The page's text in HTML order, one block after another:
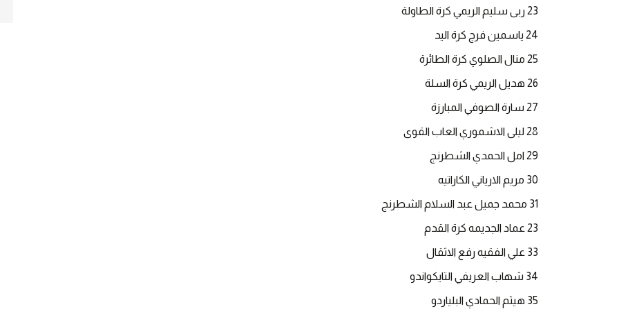
23 ربى سليم الريمي كرة الطاولة
24 ياسمين فرج كرة اليد
25 منال الصلوي كرة الطائرة
26 هديل الريمي كرة السلة
27 سارة الصوفي المبارزة
28 ليلى الاشموري العاب القوى
29 امل الحمدي الشطرنج
30 مريم الارياني الكاراتيه
31 محمد جميل عبد السلام الشطرنج
23 عماد الجديمه كرة القدم
33 علي الفقيه رفع الاثقال
34 شهاب العريفي التايكواندو
35 هيثم الحمادي البلياردو